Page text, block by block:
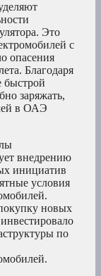
Это
с
опасения
Благодаря
быстрой
заряжать,
в ОАЭ
внедрению
инициатив
условия
новых
по